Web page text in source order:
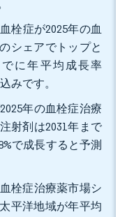
栓症が2025年の血
シェアでトップと
に年平均成長率
みです。
年の血栓症治療
射剤は2031年まで
で成長すると予測
栓症治療薬市場シ
平洋地域が年平均